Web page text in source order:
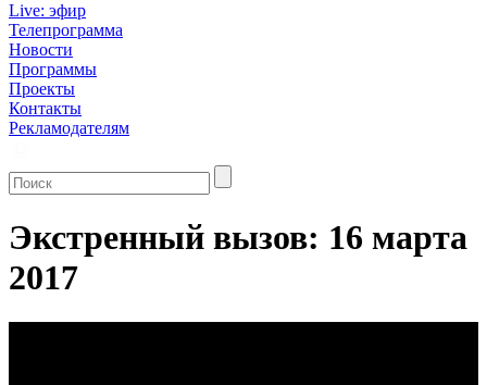
Live: эфир
Телепрограмма
Новости
Программы
Проекты
Контакты
Рекламодателям
Экстренный вызов: 16 марта
2017